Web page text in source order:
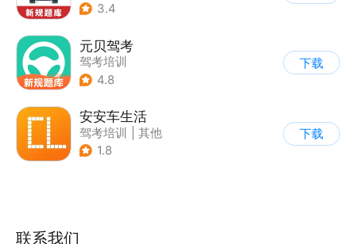
3.4
元贝驾考
驾考培训
4.8
下载
安安车生活
驾考培训
其他
1.8
下载
联系我们